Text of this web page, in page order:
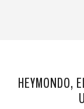
HEYMONDO,